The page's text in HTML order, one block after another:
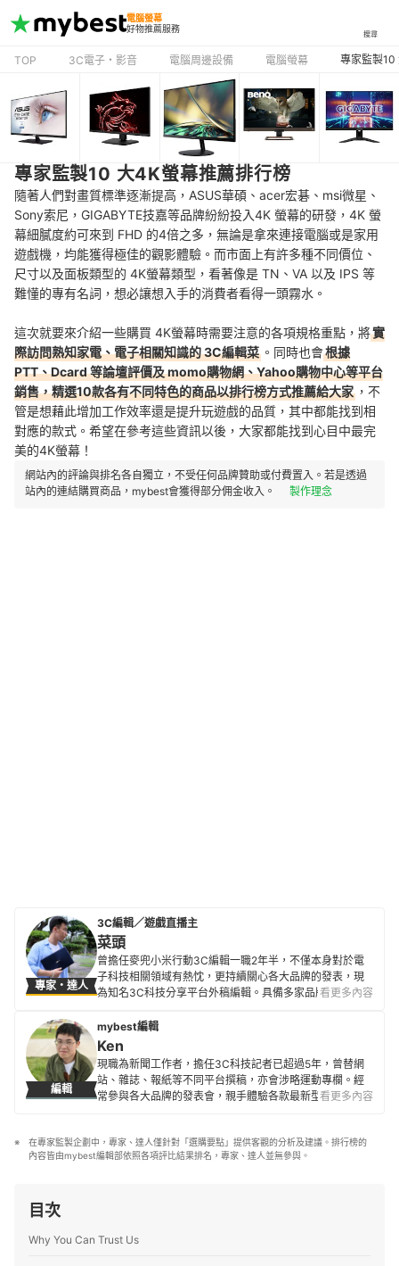
電腦螢幕
好物推薦服務
搜尋
TOP 3C電子・影音 電腦周邊設備 電腦螢幕 專家監製10
專家監製10 大4K螢幕推薦排行榜
隨著人們對畫質標準逐漸提高，ASUS華碩、acer宏碁、msi微星、
Sony索尼，GIGABYTE技嘉等品牌紛紛投入4K 螢幕的研發，4K 螢
幕細膩度約可來到 FHD 的4倍之多，無論是拿來連接電腦或是家用
遊戲機，均能獲得極佳的觀影體驗。而市面上有許多種不同價位、
尺寸以及面板類型的 4K螢幕類型，看著像是 TN、VA 以及 IPS 等
難懂的專有名詞，想必讓想入手的消費者看得一頭霧水。
這次就要來介紹一些購買 4K螢幕時需要注意的各項規格重點，將實
際訪問熟知家電、電子相關知識的 3C編輯菜 。同時也會根據
PTT、Dcard 等論壇評價及 momo購物網、Yahoo購物中心等平台
銷售，精選10款各有不同特色的商品以排行榜方式推薦給大家 ，不
管是想藉此增加工作效率還是提升玩遊戲的品質，其中都能找到相
對應的款式。希望在參考這些資訊以後，大家都能找到心目中最完
美的4K螢幕！
網站內的評論與排名各自獨立，不受任何品牌贊助或付費置入。若是透過
站內的連結購買商品，mybest會獲得部分佣金收入。
製作理念
專家・達人
3C編輯／遊戲直播主
菜頭
曾擔任麥兜小米行動3C編輯一職2年半，不僅本身對於電
子科技相關領域有熱忱，更持續關心各大品牌的發表，現
為知名3C科技分享平台外稿編輯。具備多家品牌及多樣3C
等商品的最新潮流與性能設計，致力於提供更貼近使用者
需求的專業指引。
菜頭的簡介
看更多內容
編輯
mybest編輯
Ken
現職為新聞工作者，擔任3C科技記者已超過5年，曾替網
站、雜誌、報紙等不同平台撰稿，亦會涉略運動專欄。經
常參與各大品牌的發表會，親手體驗各款最新型的科技產
Ken的簡介
看更多內容
在專家監製企劃中，專家、達人僅針對「選購要點」提供客觀的分析及建議。排行榜的
內容皆由mybest編輯部依照各項評比結果排名，專家、達人並無參與。
目次
Why You Can Trust Us